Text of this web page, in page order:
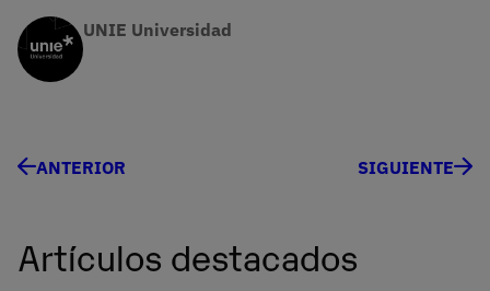
UNIE Universidad
ANTERIOR SIGUIENTE
Artículos destacados